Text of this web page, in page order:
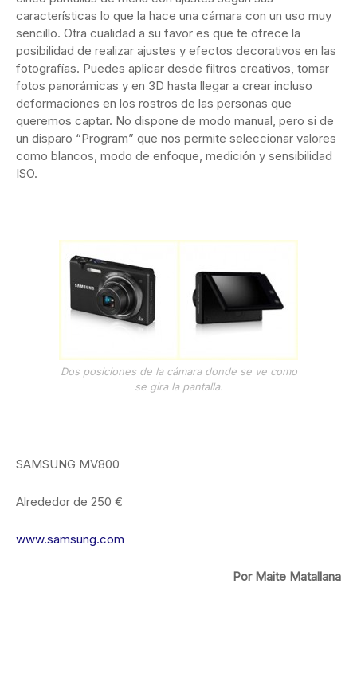
características lo que la hace una cámara con un uso muy
sencillo. Otra cualidad a su favor es que te ofrece la
posibilidad de realizar ajustes y efectos decorativos en las
fotografías. Puedes aplicar desde filtros creativos, tomar
fotos panorámicas y en 3D hasta llegar a crear incluso
deformaciones en los rostros de las personas que
queremos captar. No dispone de modo manual, pero si de
un disparo “Program” que nos permite seleccionar valores
como blancos, modo de enfoque, medición y sensibilidad
ISO.
Dos posiciones de la cámara donde se ve como
se gira la pantalla.
SAMSUNG MV800
Alrededor de 250 €
www.samsung.com
Por Maite Matallana